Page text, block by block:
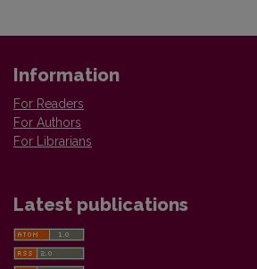
Information
For Readers
For Authors
For Librarians
Latest publications